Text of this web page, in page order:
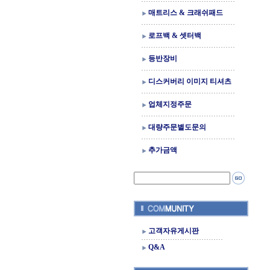
매트리스 & 크래쉬패드
로프백 & 셋터백
등반장비
디스커버리 이미지 티셔츠
업체지정주문
대량주문별도문의
추가금액
고객자유게시판
Q&A